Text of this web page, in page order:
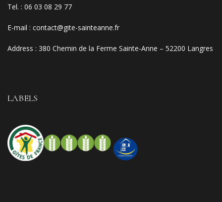
Tel. : 06 03 08 29 77
E-mail : contact@gite-sainteanne.fr
Address : 380 Chemin de la Ferme Sainte-Anne – 52200 Langres
LABELS